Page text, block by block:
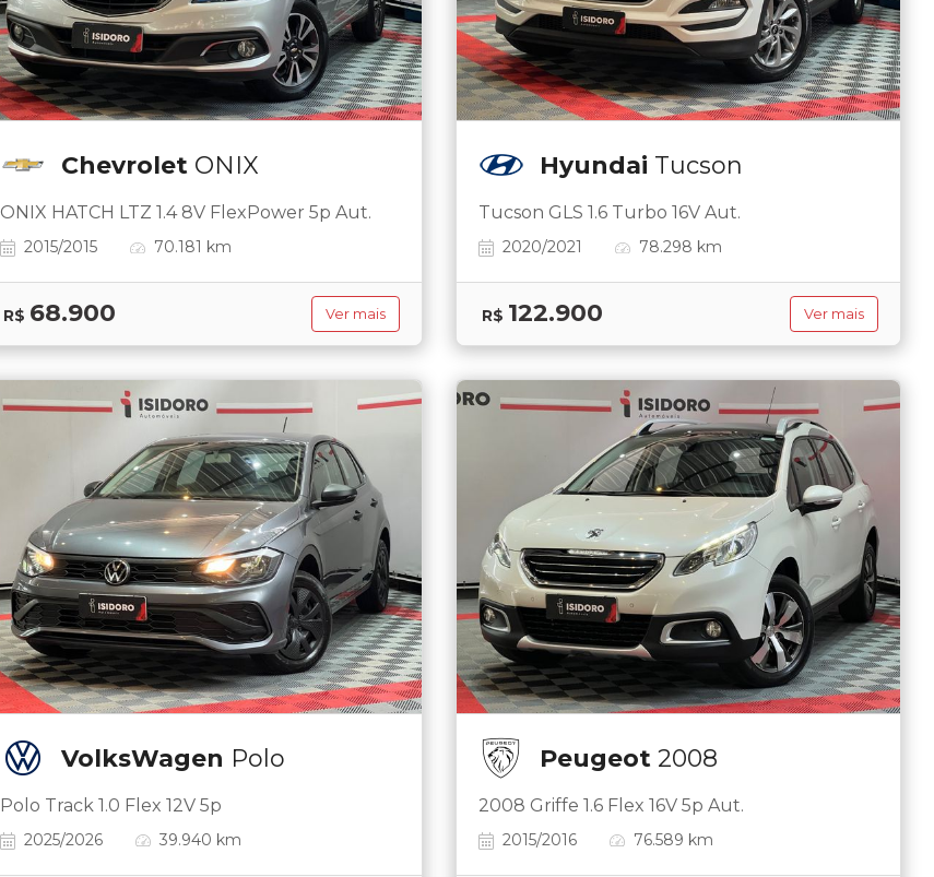
Chevrolet ONIX
ONIX HATCH LTZ 1.4 8V FlexPower 5p Aut.
2015/2015 70.181 km
R$ 68.900 Ver mais
Hyundai Tucson
Tucson GLS 1.6 Turbo 16V Aut.
2020/2021 78.298 km
R$ 122.900 Ver mais
VolksWagen Polo
Polo Track 1.0 Flex 12V 5p
2025/2026 39.940 km
Peugeot 2008
2008 Griffe 1.6 Flex 16V 5p Aut.
2015/2016 76.589 km